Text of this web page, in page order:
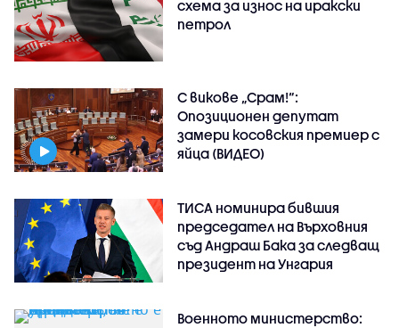
схема за износ на иракски
петрол
С викове „Срам!“:
Опозиционен депутат
замери косовския премиер с
яйца (ВИДЕО)
ТИСА номинира бившия
председател на Върховния
съд Андраш Бака за следващ
президент на Унгария
Военното министерство: